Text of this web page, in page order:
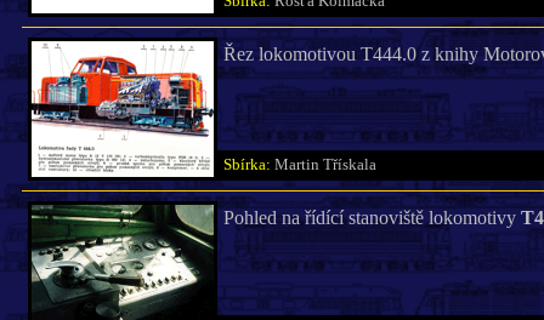
Řez lokomotivou T444.0 z knihy
Sbírka: Martin Třískala
Pohled na řídící stanoviště lokomotivy